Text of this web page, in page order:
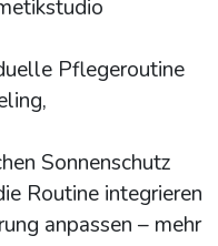
Pflegeroutine
Sonnenschutz
Routine integrieren
anpassen – mehr